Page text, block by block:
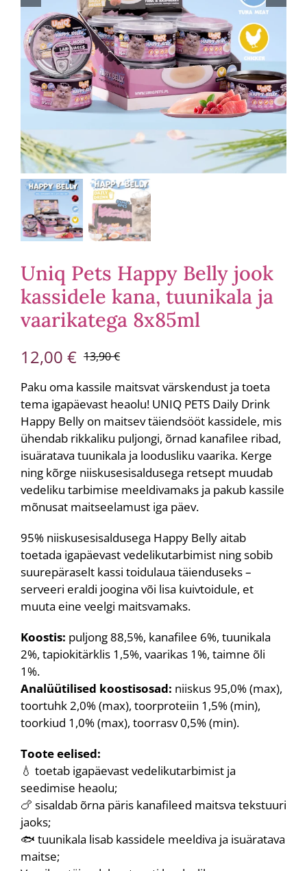
Uniq Pets Happy Belly jook
kassidele kana, tuunikala ja
vaarikatega 8x85ml
13,90€Algne
hind
oli:
13,90 €.
12,00 €
Praegune
hind
on:
12,00 €.
Paku oma kassile maitsvat värskendust ja toeta
tema igapäevast heaolu! UNIQ PETS Daily Drink
Happy Belly on maitsev täiendsööt kassidele, mis
ühendab rikkaliku puljongi, õrnad kanafilee ribad,
isuäratava tuunikala ja loodusliku vaarika. Kerge
ning kõrge niiskusesisaldusega retsept muudab
vedeliku tarbimise meeldivamaks ja pakub kassile
mõnusat maitseelamust iga päev.
95% niiskusesisaldusega Happy Belly aitab
toetada igapäevast vedelikutarbimist ning sobib
suurepäraselt kassi toidulaua täienduseks –
serveeri eraldi joogina või lisa kuivtoidule, et
muuta eine veelgi maitsvamaks.
Koostis: puljong 88,5%, kanafilee 6%, tuunikala
2%, tapiokitärklis 1,5%, vaarikas 1%, taimne õli
1%.
Analüütilised koostisosad: niiskus 95,0% (max),
toortuhk 2,0% (max), toorproteiin 1,5% (min),
toorkiud 1,0% (max), toorrasv 0,5% (min).
Toote eelised:
💧 toetab igapäevast vedelikutarbimist ja
seedimise heaolu;
🍗 sisaldab õrna päris kanafileed maitsva tekstuuri
jaoks;
🐟 tuunikala lisab kassidele meeldiva ja isuäratava
maitse;